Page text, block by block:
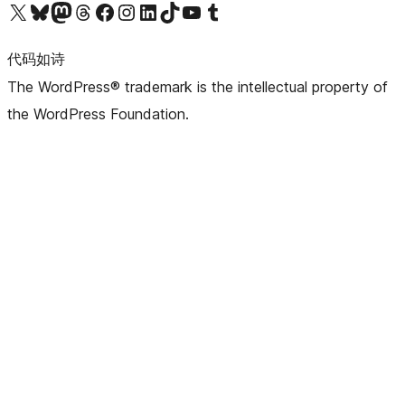
关注我们的 X（原 Twitter）账号访问我们的 Bluesky 账号关注我们的 Mastodon 账号访问我们的 Threads 账号 访问我们的 Facebook 公共主页关注我们的 Instagram 账号 关注我们的 LinkedIn 主页访问我们的 TikTok 账号访问我们的 YouTube 频道 访问我们的 Tumblr 账号
代码如诗
The WordPress® trademark is the intellectual property of
the WordPress Foundation.